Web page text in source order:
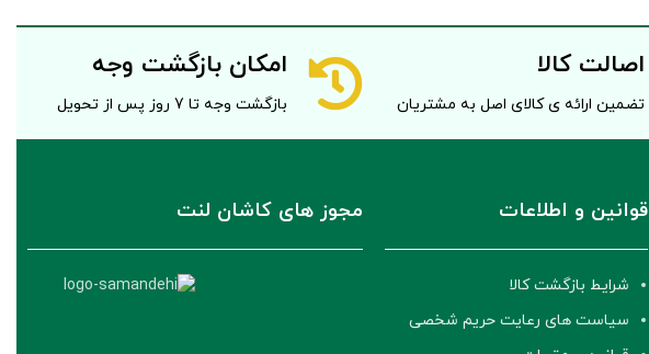
اصالت کالا
تضمین ارائه ی کالای اصل به مشتریان
امکان بازگشت وجه
بازگشت وجه تا 7 روز پس از تحویل
قوانین و اطلاعات
شرایط بازگشت کالا
سیاست های رعایت حریم شخصی
مجوز های کاشان لنت